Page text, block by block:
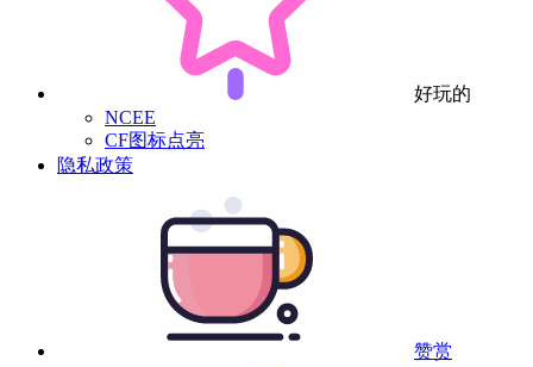
好玩的
NCEE
CF图标点亮
隐私政策
赞赏